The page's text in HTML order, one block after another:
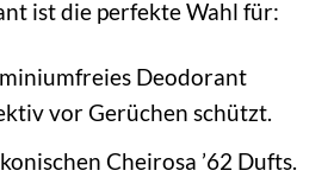
ist die perfekte Wahl für:
Deodorant
vor Gerüchen schützt.
Cheirosa ’62 Dufts.